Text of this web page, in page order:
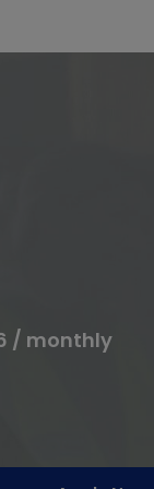
/ monthly